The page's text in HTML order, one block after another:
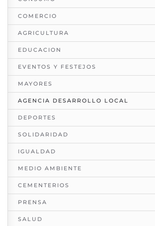
COMERCIO
AGRICULTURA
EDUCACION
EVENTOS Y FESTEJOS
MAYORES
AGENCIA DESARROLLO LOCAL
DEPORTES
SOLIDARIDAD
IGUALDAD
MEDIO AMBIENTE
CEMENTERIOS
PRENSA
SALUD